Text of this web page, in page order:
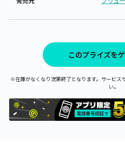
このプライズを
※在庫がなくなり次第終了となります。サービス
い。